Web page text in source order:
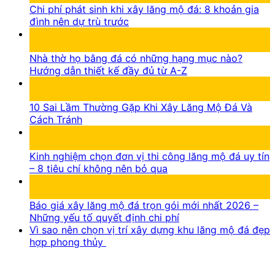
Chi phí phát sinh khi xây lăng mộ đá: 8 khoản gia
đình nên dự trù trước
Nhà thờ họ bằng đá có những hạng mục nào?
Hướng dẫn thiết kế đầy đủ từ A-Z
10 Sai Lầm Thường Gặp Khi Xây Lăng Mộ Đá Và
Cách Tránh
Kinh nghiệm chọn đơn vị thi công lăng mộ đá uy tín
– 8 tiêu chí không nên bỏ qua
Báo giá xây lăng mộ đá trọn gói mới nhất 2026 –
Những yếu tố quyết định chi phí
Vì sao nên chọn vị trí xây dựng khu lăng mộ đá đẹp
hợp phong thủy